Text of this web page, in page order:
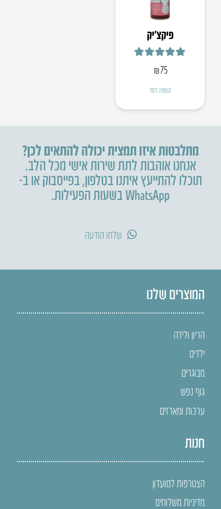
פיקצ’יק
₪75
הוספה לסל
מתלבטות איזו תמצית יכולה להתאים לכן?
אנחנו אוהבות לתת שירות אישי מכל הלב.
תוכלו להתייעץ איתנו בטלפון,בפייסבוק או ב-
WhatsApp בשעות הפעילות.
שלחו הודעה
המוצרים שלנו
הריון ולידה
ילדים
מבוגרים
גוף נפש
ערכות ומארזים
חנות
הצטרפות למועדון
מדיניות משלוחים